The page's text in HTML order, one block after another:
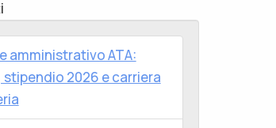
amministrativo ATA:
stipendio 2026 e carriera